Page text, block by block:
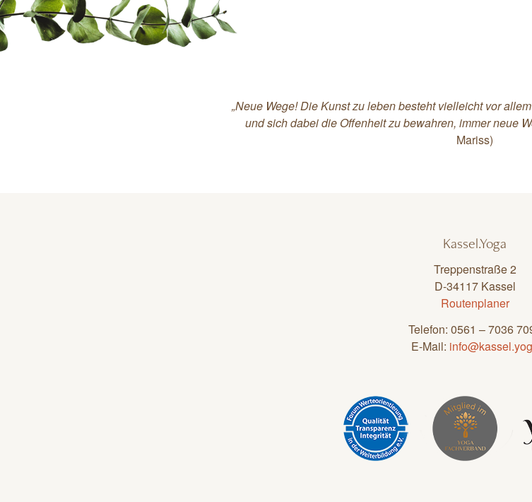
„Neue Wege! Die Kunst zu leben besteht vielleicht vor
und sich dabei die Offenheit zu bewahren, immer neue
Mariss)
Kassel.Yoga
Treppenstraße 2
D-34117 Kassel
Routenplaner
Telefon: 0561 – 7036
E-Mail: